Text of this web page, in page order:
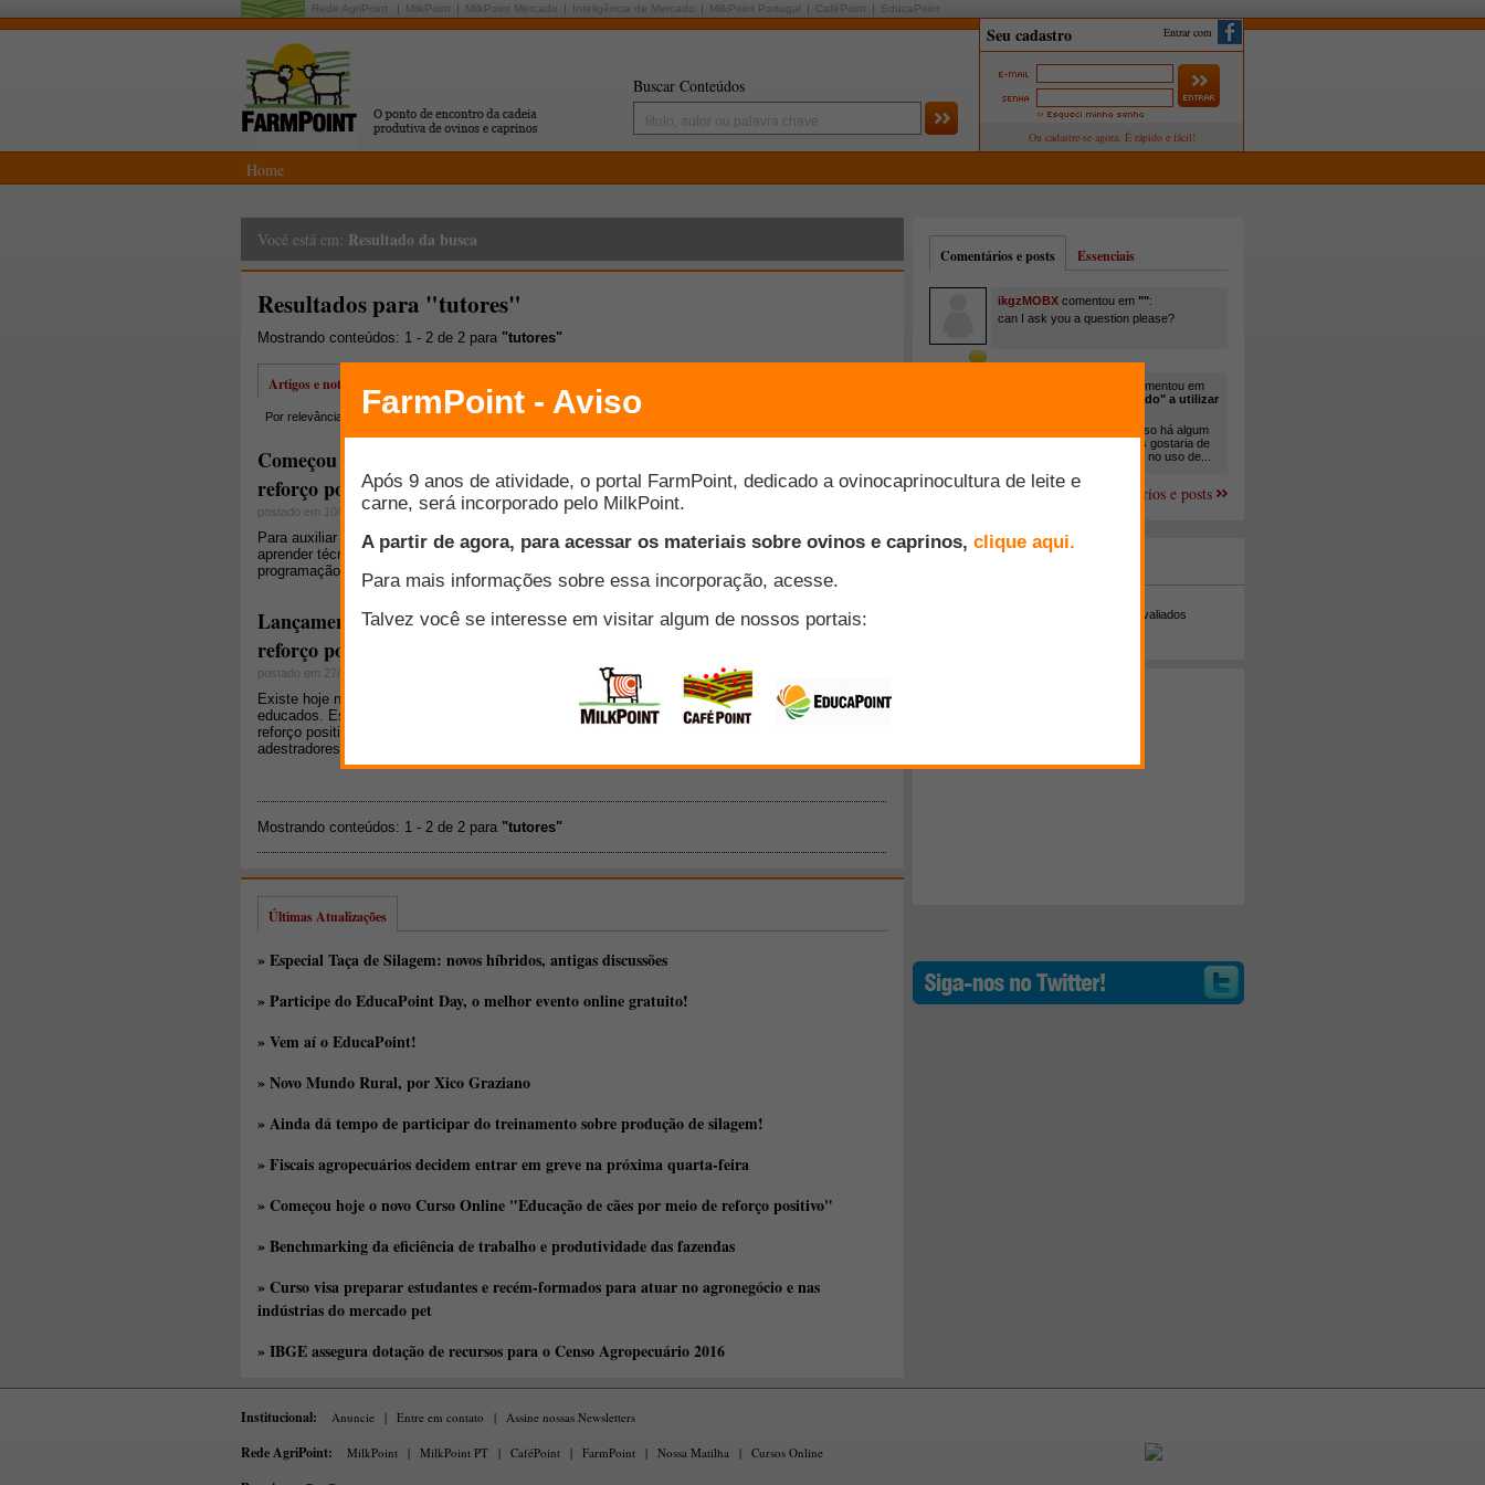
Rede AgriPoint: MilkPoint MilkPoint Mercado Inteligência de Mercado MilkPoint Portugal CaféPoint EducaPoint
Buscar Conteúdos
Entrar com
Home
Você está em: Resultado da busca
Resultados para "tutores"
Mostrando conteúdos: 1 - 2 de 2 para "tutores"
Artigos e notícias
Por relevância Por data Mais lidos Mais comentados Melhor avaliados
Começou hoje o novo Curso Online "Educação de cães por meio de
reforço positivo"
postado em 10/09/2015
Para auxiliar aqueles que querem melhorar a convivência com seus animais de estimação, e
aprender técnicas simples para melhorar sua educação, estamos trazendo em nossa
programação o novo Curso Online "Educação de cães por meio de reforço positivo".
Lançamento Cursos Online AgriPoint: "Educação de cães por meio de
reforço positivo"
postado em 27/07/2015
Existe hoje no mercado uma tendência para que os cães não sejam mais adestrados e sim
educados. Este conceito será abordado no novo Curso Online "Educação de cães por meio de
reforço positivo" que trará uma metodologia inovadora para adestramento de cães, auxiliando
adestradores e tutores, a entenderem como os cães se comportam em diversas situações.
Mostrando conteúdos: 1 - 2 de 2 para "tutores"
Últimas Atualizações
» Especial Taça de Silagem: novos híbridos, antigas discussões
» Participe do EducaPoint Day, o melhor evento online gratuito!
» Vem aí o EducaPoint!
» Novo Mundo Rural, por Xico Graziano
» Ainda dá tempo de participar do treinamento sobre produção de silagem!
» Fiscais agropecuários decidem entrar em greve na próxima quarta-feira
» Começou hoje o novo Curso Online "Educação de cães por meio de reforço positivo"
» Benchmarking da eficiência de trabalho e produtividade das fazendas
» Curso visa preparar estudantes e recém-formados para atuar no agronegócio e nas
indústrias do mercado pet
» IBGE assegura dotação de recursos para o Censo Agropecuário 2016
Comentários e posts Essenciais
ikgzMOBX comentou em "":
can I ask you a question please?
comentou em
"Você está sendo "obrigado" a utilizar
Em minha propriedade, já uso há algum
tempo cana com ureia, mas gostaria de
um melhor aprofundamento no uso de...
Mais comentários e posts
Melhor avaliados
Institucional: Anuncie | Entre em contato | Assine nossas Newsletters
Rede AgriPoint: MilkPoint | MilkPoint PT | CaféPoint | FarmPoint | Nossa Matilha | Cursos Online